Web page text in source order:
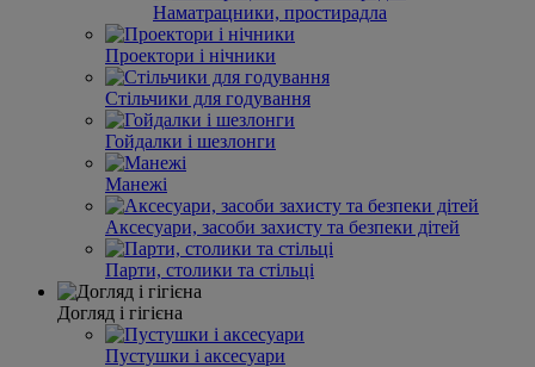
Наматрацники, простирадла
Проектори і нічники
Стільчики для годування
Гойдалки і шезлонги
Манежі
Аксесуари, засоби захисту та безпеки дітей
Парти, столики та стільці
Догляд і гігієна
Пустушки і аксесуари